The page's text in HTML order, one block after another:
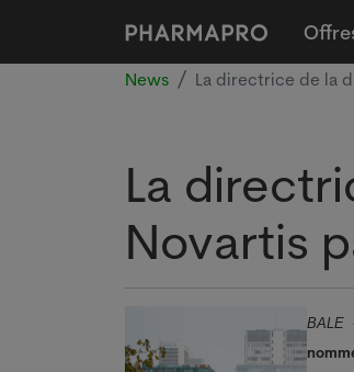
News La directrice de la
La
Novartis
BALE